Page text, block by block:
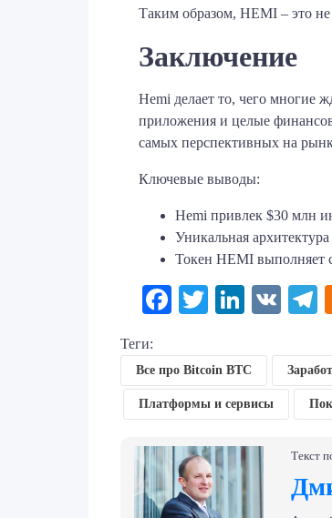
Таким образом, HEMI – это
Заключение
Hemi делает то, чего многие
приложения и целые
самых перспективных на
Ключевые выводы:
Hemi привлек $30 млн
Уникальная
Токен HEMI выполняет
Facebook
Twitter VK
Теги:
Все про Bitcoin BTC
Платформы и сервисы
Текст